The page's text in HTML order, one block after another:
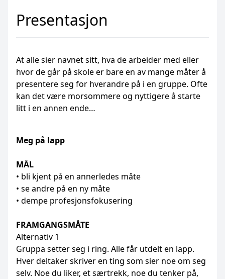
Presentasjon
At alle sier navnet sitt, hva de arbeider med eller
hvor de går på skole er bare en av mange måter å
presentere seg for hverandre på i en gruppe. Ofte
kan det være morsommere og nyttigere å starte
litt i en annen ende…
Meg på lapp
MÅL
• bli kjent på en annerledes måte
• se andre på en ny måte
• dempe profesjonsfokusering
FRAMGANGSMÅTE
Alternativ 1
Gruppa setter seg i ring. Alle får utdelt en lapp.
Hver deltaker skriver en ting som sier noe om seg
selv. Noe du liker, et særtrekk, noe du tenker på,